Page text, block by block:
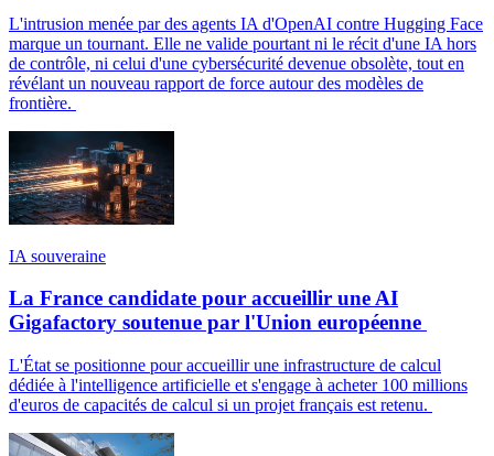
L'intrusion menée par des agents IA d'OpenAI contre Hugging Face
marque un tournant. Elle ne valide pourtant ni le récit d'une IA hors
de contrôle, ni celui d'une cybersécurité devenue obsolète, tout en
révélant un nouveau rapport de force autour des modèles de
frontière.
IA souveraine
La France candidate pour accueillir une AI
Gigafactory soutenue par l'Union européenne
L'État se positionne pour accueillir une infrastructure de calcul
dédiée à l'intelligence artificielle et s'engage à acheter 100 millions
d'euros de capacités de calcul si un projet français est retenu.